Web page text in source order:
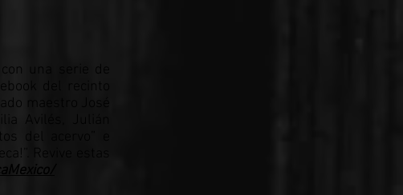
una serie de
del recinto
maestro José
Avilés, Julián
del acervo” e
Revive estas